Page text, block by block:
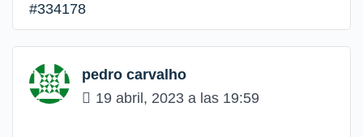
#334178
pedro carvalho
19 abril, 2023 a las 19:59